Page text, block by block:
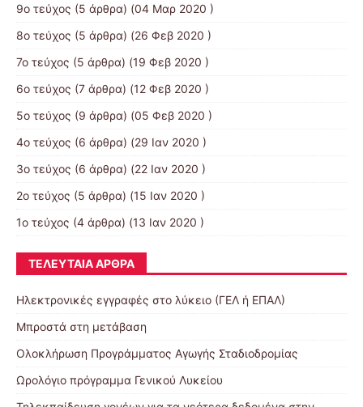
9ο τεύχος (5 άρθρα) (04 Μαρ 2020 )
8ο τεύχος (5 άρθρα) (26 Φεβ 2020 )
7ο τεύχος (5 άρθρα) (19 Φεβ 2020 )
6ο τεύχος (7 άρθρα) (12 Φεβ 2020 )
5ο τεύχος (9 άρθρα) (05 Φεβ 2020 )
4ο τεύχος (6 άρθρα) (29 Ιαν 2020 )
3ο τεύχος (6 άρθρα) (22 Ιαν 2020 )
2ο τεύχος (5 άρθρα) (15 Ιαν 2020 )
1ο τεύχος (4 άρθρα) (13 Ιαν 2020 )
ΤΕΛΕΥΤΑΊΑ ΆΡΘΡΑ
Ηλεκτρονικές εγγραφές στο λύκειο (ΓΕΛ ή ΕΠΑΛ)
Μπροστά στη μετάβαση
Ολοκλήρωση Προγράμματος Αγωγής Σταδιοδρομίας
Ωρολόγιο πρόγραμμα Γενικού Λυκείου